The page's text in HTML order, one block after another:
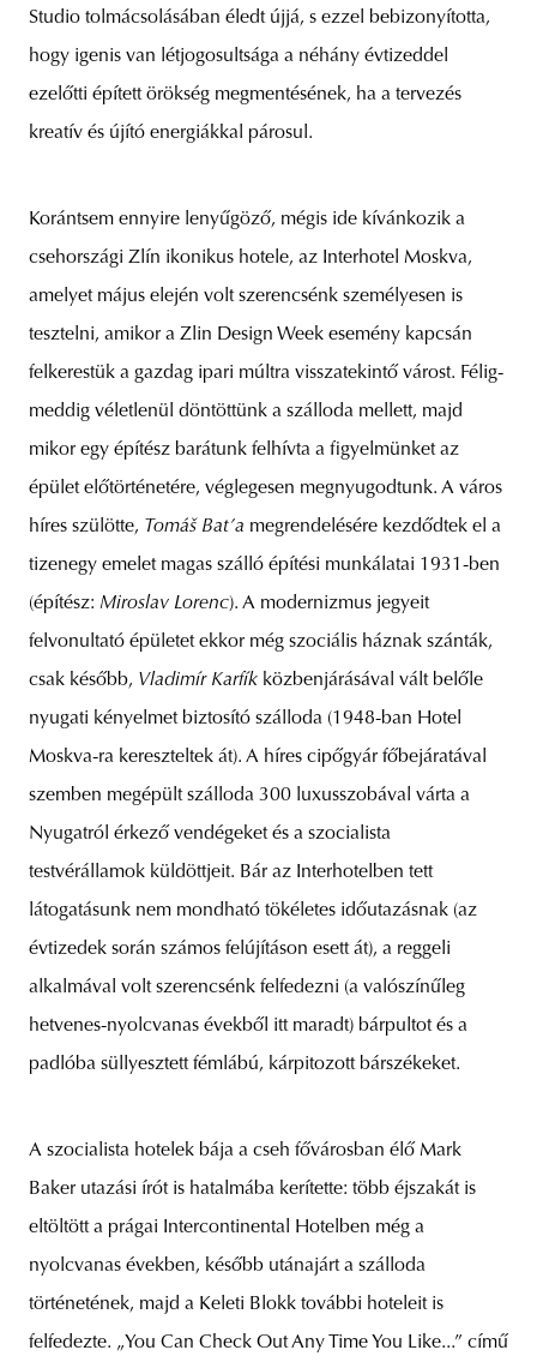
Studio tolmácsolásában éledt újjá, s ezzel bebizonyította,
hogy igenis van létjogosultsága a néhány évtizeddel
ezelőtti épített örökség megmentésének, ha a tervezés
kreatív és újító energiákkal párosul.
Korántsem ennyire lenyűgöző, mégis ide kívánkozik a
csehországi Zlín ikonikus hotele, az Interhotel Moskva,
amelyet május elején volt szerencsénk személyesen is
tesztelni, amikor a Zlin Design Week esemény kapcsán
felkerestük a gazdag ipari múltra visszatekintő várost. Félig-
meddig véletlenül döntöttünk a szálloda mellett, majd
mikor egy építész barátunk felhívta a figyelmünket az
épület előtörténetére, véglegesen megnyugodtunk. A város
híres szülötte, Tomáš Baťa megrendelésére kezdődtek el a
tizenegy emelet magas szálló építési munkálatai 1931-ben
(építész: Miroslav Lorenc). A modernizmus jegyeit
felvonultató épületet ekkor még szociális háznak szánták,
csak később, Vladimír Karfík közbenjárásával vált belőle
nyugati kényelmet biztosító szálloda (1948-ban Hotel
Moskva-ra kereszteltek át). A híres cipőgyár főbejáratával
szemben megépült szálloda 300 luxusszobával várta a
Nyugatról érkező vendégeket és a szocialista
testvérállamok küldöttjeit. Bár az Interhotelben tett
látogatásunk nem mondható tökéletes időutazásnak (az
évtizedek során számos felújításon esett át), a reggeli
alkalmával volt szerencsénk felfedezni (a valószínűleg
hetvenes-nyolcvanas évekből itt maradt) bárpultot és a
padlóba süllyesztett fémlábú, kárpitozott bárszékeket.
A szocialista hotelek bája a cseh fővárosban élő Mark
Baker utazási írót is hatalmába kerítette: több éjszakát is
eltöltött a prágai Intercontinental Hotelben még a
nyolcvanas években, később utánajárt a szálloda
történetének, majd a Keleti Blokk további hoteleit is
felfedezte. „You Can Check Out Any Time You Like...” című